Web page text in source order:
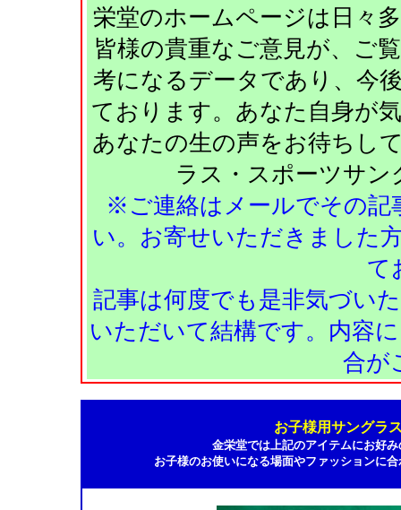
栄堂のホームページは日々
皆様の貴重なご意見が、ご
考になるデータであり、今
ております。あなた自身が
あなたの生の声をお待ちし
ラス・スポーツサ
※ご連絡はメールでその記
い。お寄せいただきました
て
記事は何度でも是非気づい
いただいて結構です。内容
合が
お子様用サングラ
金栄堂では上記のアイテムにお好
お子様のお使いになる場面やファッションに